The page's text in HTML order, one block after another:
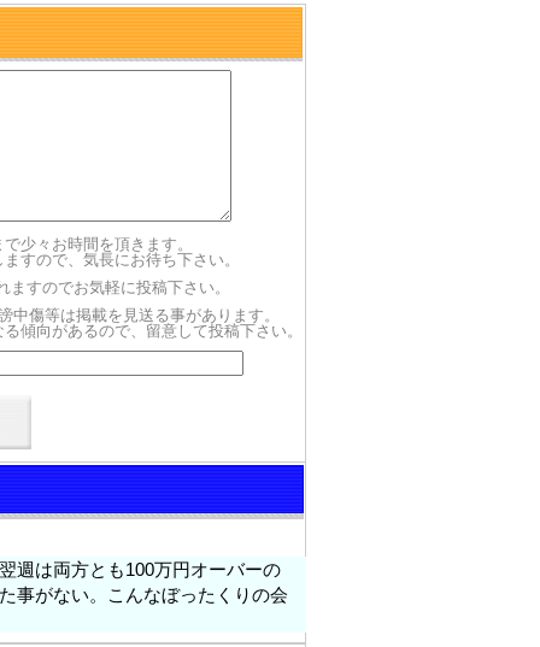
少々お時間を頂きます。
すので、気長にお待ち下さい。
すのでお気軽に投稿下さい。
傷等は掲載を見送る事があります。
傾向があるので、留意して投稿下さい。
週は両方とも100万円オーバーの
事がない。こんなぼったくりの会